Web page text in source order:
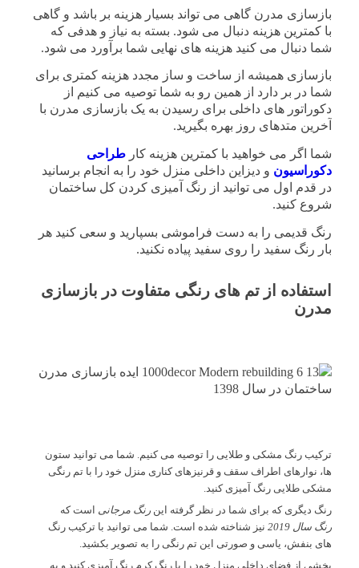
بازسازی مدرن گاهی می تواند بسیار هزینه بر باشد و گاهی
با کمترین هزینه دنبال می شود. بسته به نیاز و هدفی که
شما دنبال می کنید هزینه های نهایی شما برآورد می شود.
بازسازی همیشه از ساخت و ساز مجدد هزینه کمتری برای
شما در بر دارد از همین رو به شما توصیه می کنیم از
دکوراتور های داخلی برای رسیدن به یک بازسازی مدرن با
آخرین متدهای روز بهره بگیرید.
شما اگر می خواهید با کمترین هزینه کار طراحی
دکوراسیون و دیزاین داخلی منزل خود را به انجام برسانید
در قدم اول می توانید از رنگ آمیزی کردن کل ساختمان
شروع کنید.
رنگ قدیمی را به دست فراموشی بسپارید و سعی کنید هر
بار رنگ سفید را روی سفید پیاده نکنید.
استفاده از تم های رنگی متفاوت در بازسازی
مدرن
ترکیب رنگ مشکی و طلایی را توصیه می کنیم. شما می توانید ستون
ها، نوارهای اطراف سقف و قرنیزهای کناری منزل خود را با تم رنگی
مشکی طلایی رنگ آمیزی کنید.
رنگ دیگری که برای شما در نظر گرفته این رنگ مرجانی است که
رنگ سال 2019
نیز شناخته شده است. شما می توانید با ترکیب رنگ
های بنفش، یاسی و صورتی این تم رنگی را به تصویر بکشید.
بخشی از فضای داخلی منزل خود را با رنگ کرم رنگ آمیزی کنید و به